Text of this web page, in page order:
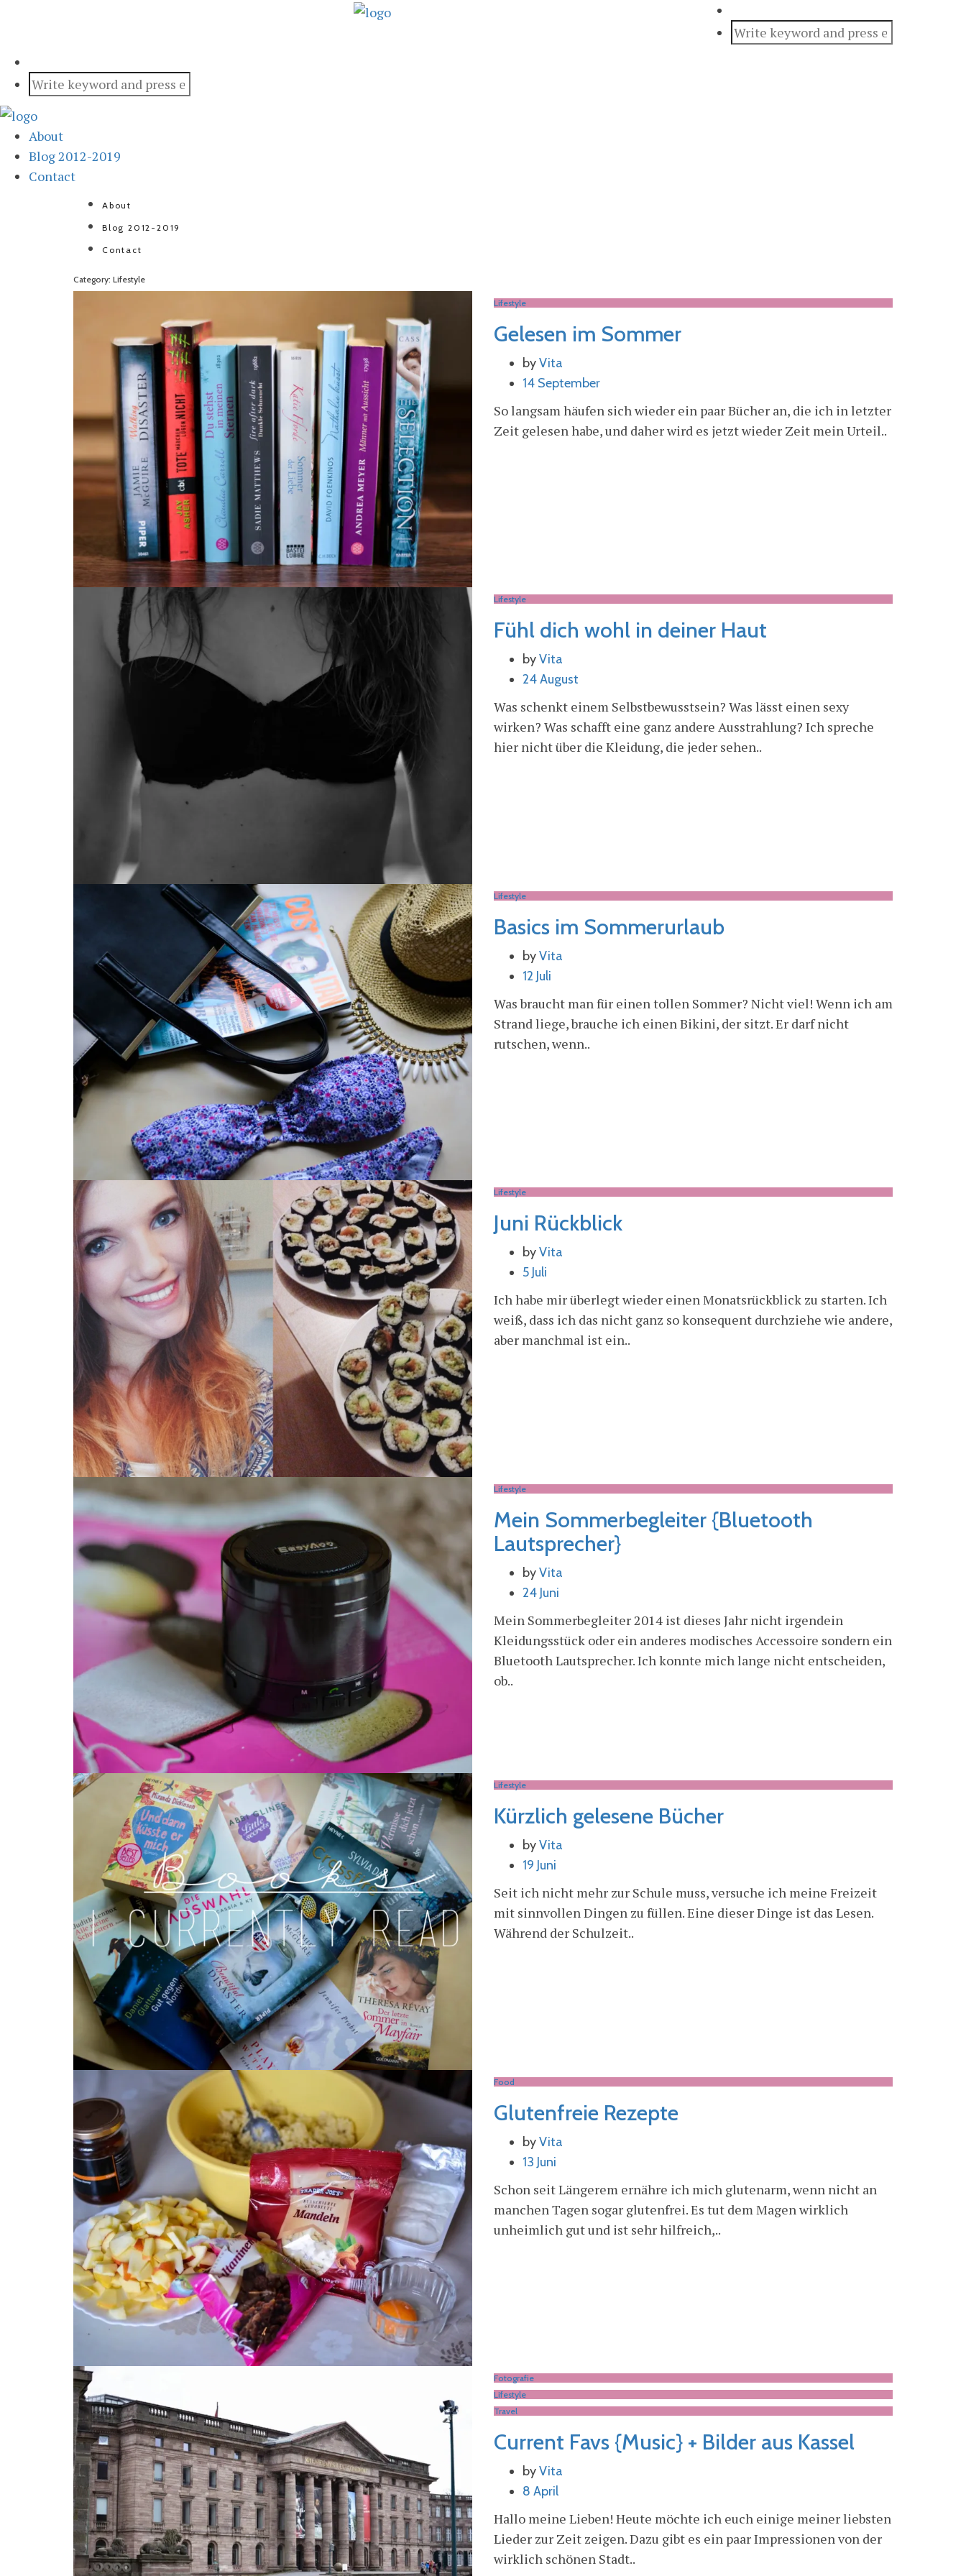
About
Blog 2012-2019
Contact
About
Blog 2012-2019
Contact
Category: Lifestyle
Lifestyle
Gelesen im Sommer
byVita
14 September
So langsam häufen sich wieder ein paar Bücher an, die ich in letzter
Zeit gelesen habe, und daher wird es jetzt wieder Zeit mein Urteil..
Lifestyle
Fühl dich wohl in deiner Haut
byVita
24 August
Was schenkt einem Selbstbewusstsein? Was lässt einen sexy
wirken? Was schafft eine ganz andere Ausstrahlung? Ich spreche
hier nicht über die Kleidung, die jeder sehen..
Lifestyle
Basics im Sommerurlaub
byVita
12 Juli
Was braucht man für einen tollen Sommer? Nicht viel! Wenn ich am
Strand liege, brauche ich einen Bikini, der sitzt. Er darf nicht
rutschen, wenn..
Lifestyle
Juni Rückblick
byVita
5 Juli
Ich habe mir überlegt wieder einen Monatsrückblick zu starten. Ich
weiß, dass ich das nicht ganz so konsequent durchziehe wie andere,
aber manchmal ist ein..
Lifestyle
Mein Sommerbegleiter {Bluetooth
Lautsprecher}
byVita
24 Juni
Mein Sommerbegleiter 2014 ist dieses Jahr nicht irgendein
Kleidungsstück oder ein anderes modisches Accessoire sondern ein
Bluetooth Lautsprecher. Ich konnte mich lange nicht entscheiden,
ob..
Lifestyle
Kürzlich gelesene Bücher
byVita
19 Juni
Seit ich nicht mehr zur Schule muss, versuche ich meine Freizeit
mit sinnvollen Dingen zu füllen. Eine dieser Dinge ist das Lesen.
Während der Schulzeit..
Food
Glutenfreie Rezepte
byVita
13 Juni
Schon seit Längerem ernähre ich mich glutenarm, wenn nicht an
manchen Tagen sogar glutenfrei. Es tut dem Magen wirklich
unheimlich gut und ist sehr hilfreich,..
Fotografie
Lifestyle
Travel
Current Favs {Music} + Bilder aus Kassel
byVita
8 April
Hallo meine Lieben! Heute möchte ich euch einige meiner liebsten
Lieder zur Zeit zeigen. Dazu gibt es ein paar Impressionen von der
wirklich schönen Stadt..